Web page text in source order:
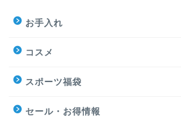
お手入れ
コスメ
スポーツ福袋
セール・お得情報